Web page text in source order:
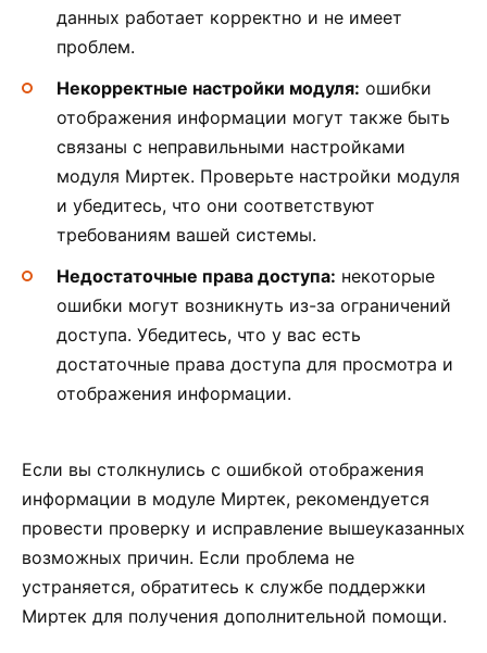
данных работает корректно и не имеет
проблем.
Некорректные настройки модуля: ошибки
отображения информации могут также быть
связаны с неправильными настройками
модуля Миртек. Проверьте настройки модуля
и убедитесь, что они соответствуют
требованиям вашей системы.
Недостаточные права доступа: некоторые
ошибки могут возникнуть из-за ограничений
доступа. Убедитесь, что у вас есть
достаточные права доступа для просмотра и
отображения информации.
Если вы столкнулись с ошибкой отображения
информации в модуле Миртек, рекомендуется
провести проверку и исправление вышеуказанных
возможных причин. Если проблема не
устраняется, обратитесь к службе поддержки
Миртек для получения дополнительной помощи.